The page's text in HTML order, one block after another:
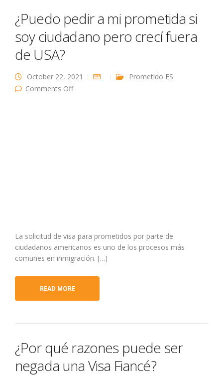
¿Puedo pedir a mi prometida si
soy ciudadano pero crecí fuera
de USA?
October 22, 2021
Prometido ES
Comments Offon ¿Puedo pedir a mi prometida si soy
La solicitud de visa para prometidos por parte de
ciudadanos americanos es uno de los procesos más
comunes en inmigración. […]
READ MORE
¿Por qué razones puede ser
negada una Visa Fiancé?